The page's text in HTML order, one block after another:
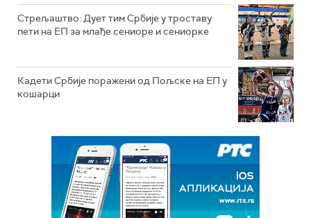
Стрељаштво: Дует тим Србије у троставу
пети на ЕП за млађе сениоре и сениорке
Кадети Србије поражени од Пољске на ЕП у
кошарци